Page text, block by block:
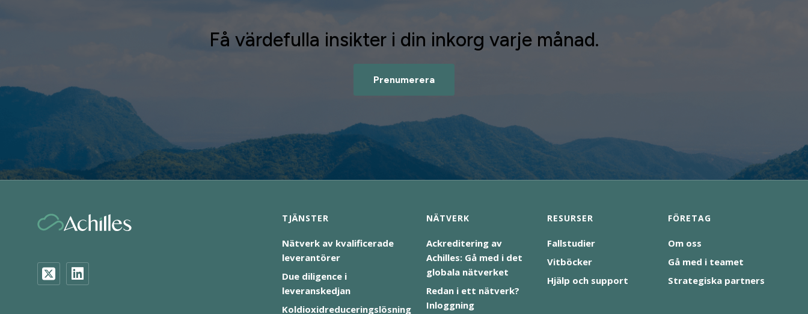
Få värdefulla insikter i din inkorg varje månad.
Prenumerera
TJÄNSTER
Nätverk av kvalificerade
leverantörer
Due diligence i
leveranskedjan
Koldioxidreduceringslösning
NÄTVERK
Ackreditering av
Achilles: Gå med i det
globala nätverket
Redan i ett nätverk?
Inloggning
RESURSER
Fallstudier
Vitböcker
Hjälp och support
FÖRETAG
Om oss
Gå med i teamet
Strategiska partners